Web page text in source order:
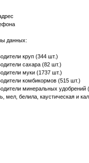
данных:
круп (344 шт.)
сахара (82 шт.)
муки (1737 шт.)
комбикормов (515 шт.)
минеральных удобрений
мел, белила, каустическая и